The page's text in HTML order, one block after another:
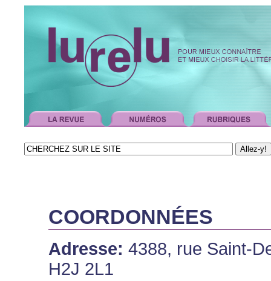
COORDONNÉES
Adresse: 4388, rue Saint-
H2J 2L1